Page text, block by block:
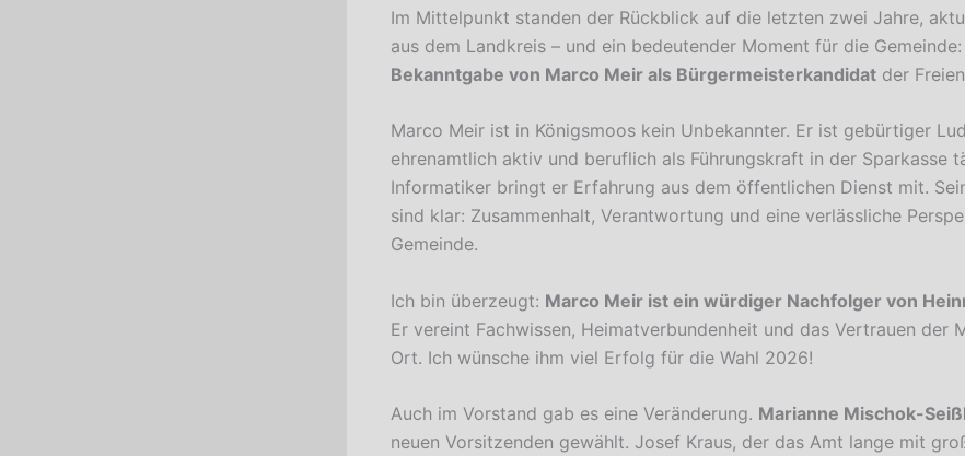
Im Mittelpunkt standen der Rückblick auf die letzten zwei Jahre,
aus dem Landkreis – und ein bedeutender Moment für die
Bekanntgabe von Marco Meir als Bürgermeisterkandidat der
Marco Meir ist in Königsmoos kein Unbekannter. Er ist gebürtiger
ehrenamtlich aktiv und beruflich als Führungskraft in der Sparkasse
Informatiker bringt er Erfahrung aus dem öffentlichen Dienst mit.
sind klar: Zusammenhalt, Verantwortung und eine verlässliche
Gemeinde.
Ich bin überzeugt: Marco Meir ist ein würdiger Nachfolger von
Er vereint Fachwissen, Heimatverbundenheit und das Vertrauen der
Ort. Ich wünsche ihm viel Erfolg für die Wahl 2026!
Auch im Vorstand gab es eine Veränderung. Marianne Mischok-
neuen Vorsitzenden gewählt. Josef Kraus, der das Amt lange mit